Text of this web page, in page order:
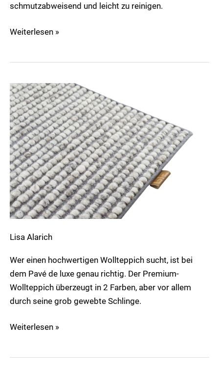
schmutzabweisend und leicht zu reinigen.
Weiterlesen »
Lisa Alarich
Wer einen hochwertigen Wollteppich sucht, ist bei
dem Pavé de luxe genau richtig. Der Premium-
Wollteppich überzeugt in 2 Farben, aber vor allem
durch seine grob gewebte Schlinge.
Pavé
de
luxe
Weiterlesen »